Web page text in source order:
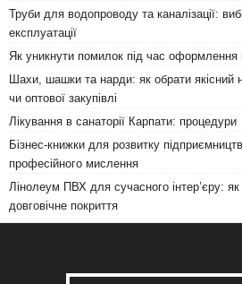
Труби для водопроводу та каналізації:
експлуатації
Як уникнути помилок під час оформлення
Шахи, шашки та нарди: як обрати якісний
чи оптової закупівлі
Лікування в санаторії Карпати: процедури
Бізнес-книжки для розвитку
професійного мислення
Лінолеум ПВХ для сучасного інтер’єру:
довговічне покриття